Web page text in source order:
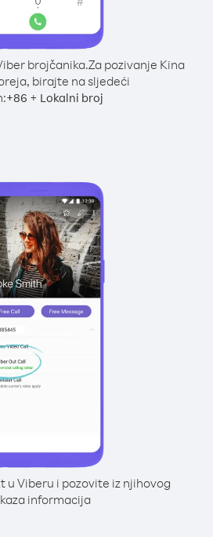
brojčanika.Za pozivanje Kina
birajte na sljedeći
+86 + Lokalni broj
u Viberu i pozovite iz njihovog
informacija